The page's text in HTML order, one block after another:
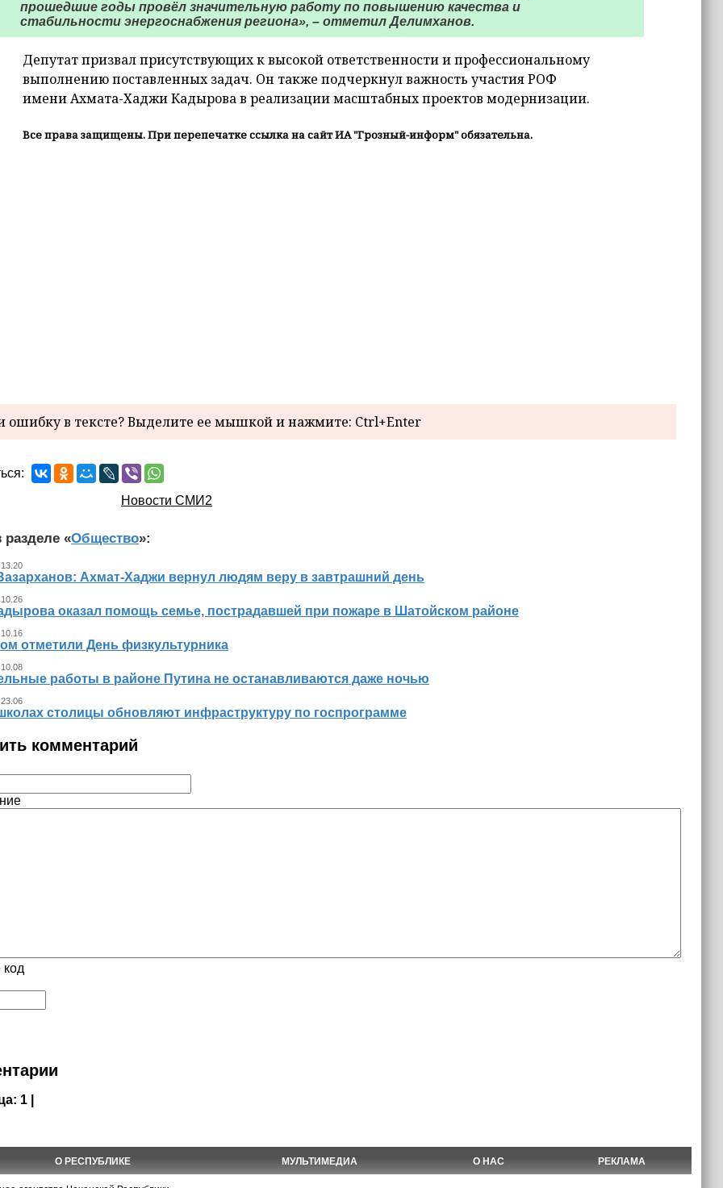
прошедшие годы провёл значительную работу по повышению качества и
стабильности энергоснабжения региона», – отметил Делимханов.
Депутат призвал присутствующих к высокой ответственности и профессиональному
выполнению поставленных задач. Он также подчеркнул важность участия РОФ
имени Ахмата-Хаджи Кадырова в реализации масштабных проектов модернизации.
Все права защищены. При перепечатке ссылка на сайт ИА "Грозный-информ" обязательна.
в тексте? Выделите ее мышкой и нажмите: Ctrl+Enter
Новости СМИ2
разделе «Общество»:
Ахмат-Хаджи вернул людям веру в завтрашний день
оказал помощь семье, пострадавшей при пожаре в Шатойском районе
отметили День физкультурника
работы в районе Путина не останавливаются даже ночью
столицы обновляют инфраструктуру по госпрограмме
комментарий
код
1 |
О РЕСПУБЛИКЕ МУЛЬТИМЕДИА О НАС РЕКЛАМА